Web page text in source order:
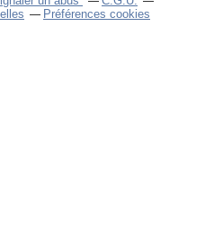
Préférences cookies